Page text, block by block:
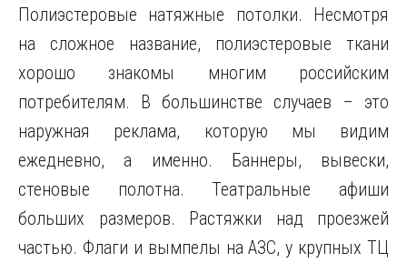
Полиэстеровые натяжные потолки. Несмотря
на сложное название, полиэстеровые ткани
хорошо знакомы многим российским
потребителям. В большинстве случаев – это
наружная реклама, которую мы видим
ежедневно, а именно. Баннеры, вывески,
стеновые полотна. Театральные афиши
больших размеров. Растяжки над проезжей
частью. Флаги и вымпелы на АЗС, у крупных ТЦ